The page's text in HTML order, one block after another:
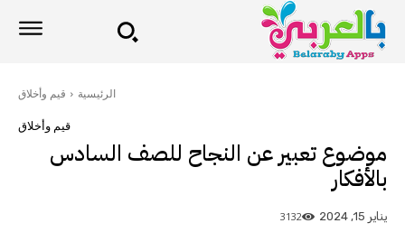
الرئيسية قيم وأخلاق
قيم وأخلاق
موضوع تعبير عن النجاح للصف السادس
بالأفكار
يناير 15, 2024 3132